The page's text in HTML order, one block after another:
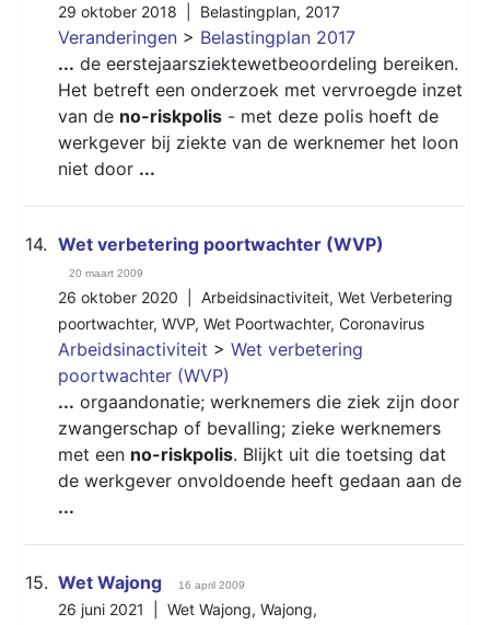
29 oktober 2018 | Belastingplan, 2017
Veranderingen > Belastingplan 2017
... de eerstejaarsziektewetbeoordeling bereiken.
Het betreft een onderzoek met vervroegde inzet
van de no-riskpolis - met deze polis hoeft de
werkgever bij ziekte van de werknemer het loon
niet door ...
14. Wet verbetering poortwachter (WVP)
20 maart 2009
26 oktober 2020 | Arbeidsinactiviteit, Wet Verbetering
poortwachter, WVP, Wet Poortwachter, Coronavirus
Arbeidsinactiviteit > Wet verbetering
poortwachter (WVP)
... orgaandonatie; werknemers die ziek zijn door
zwangerschap of bevalling; zieke werknemers
met een no-riskpolis. Blijkt uit die toetsing dat
de werkgever onvoldoende heeft gedaan aan de
...
15. Wet Wajong 16 april 2009
26 juni 2021 | Wet Wajong, Wajong,